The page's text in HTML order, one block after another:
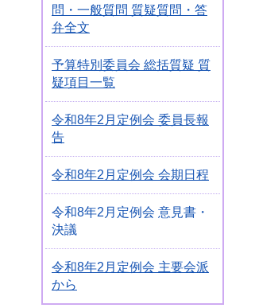
問・一般質問 質疑質問・答
弁全文
予算特別委員会 総括質疑 質
疑項目一覧
令和8年2月定例会 委員長報
告
令和8年2月定例会 会期日程
令和8年2月定例会 意見書・
決議
令和8年2月定例会 主要会派
から